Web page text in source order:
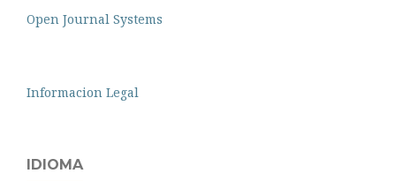
Open Journal Systems
Informacion Legal
IDIOMA